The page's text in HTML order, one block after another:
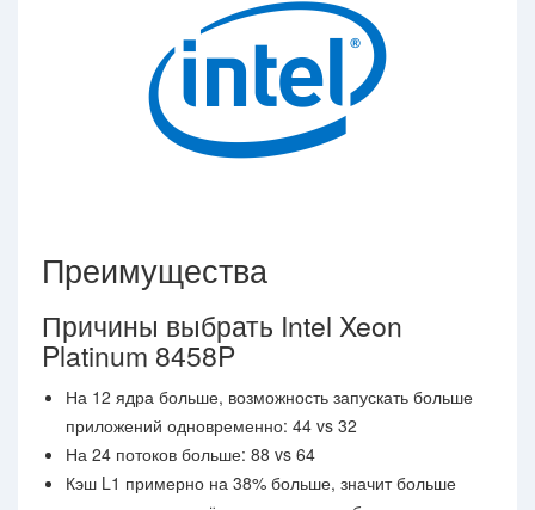
Преимущества
Причины выбрать Intel Xeon
Platinum 8458P
На 12 ядра больше, возможность запускать больше
приложений одновременно: 44 vs 32
На 24 потоков больше: 88 vs 64
Кэш L1 примерно на 38% больше, значит больше